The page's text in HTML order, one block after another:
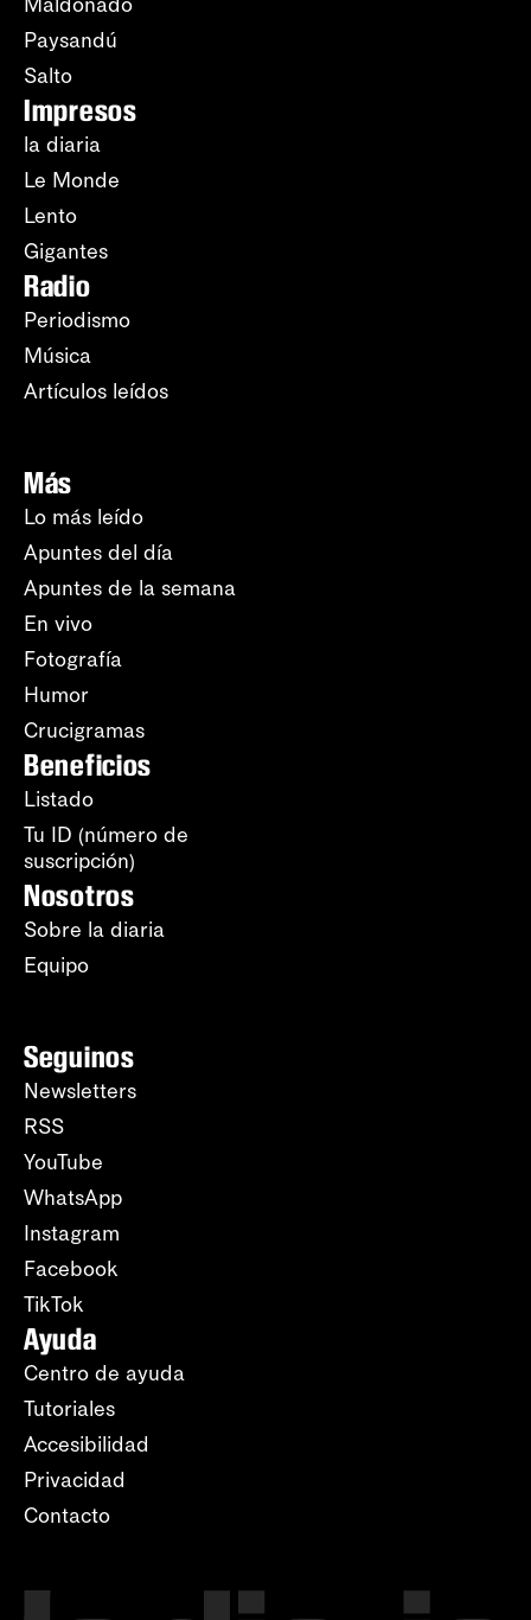
Paysandú
Salto
Impresos
la diaria
Le Monde
Lento
Gigantes
Radio
Periodismo
Música
Artículos leídos
Más
Lo más leído
Apuntes del día
Apuntes de la semana
En vivo
Fotografía
Humor
Crucigramas
Beneficios
Listado
Tu ID (número de
suscripción)
Nosotros
Sobre la diaria
Equipo
Seguinos
Newsletters
RSS
YouTube
WhatsApp
Instagram
Facebook
TikTok
Ayuda
Centro de ayuda
Tutoriales
Accesibilidad
Privacidad
Contacto